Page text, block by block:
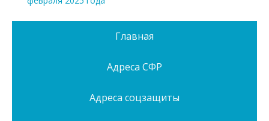
Главная
Адреса СФР
Адреса соцзащиты